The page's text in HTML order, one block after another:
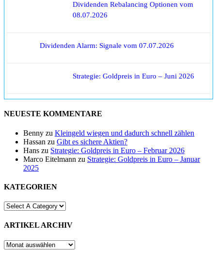
Dividenden Rebalancing Optionen vom
08.07.2026
Dividenden Alarm: Signale vom 07.07.2026
Strategie: Goldpreis in Euro – Juni 2026
NEUESTE KOMMENTARE
Benny zu Kleingeld wiegen und dadurch schnell zählen
Hassan zu Gibt es sichere Aktien?
Hans zu Strategie: Goldpreis in Euro – Februar 2026
Marco Eitelmann zu Strategie: Goldpreis in Euro – Januar
2025
KATEGORIEN
ARTIKEL ARCHIV
ARTIKEL